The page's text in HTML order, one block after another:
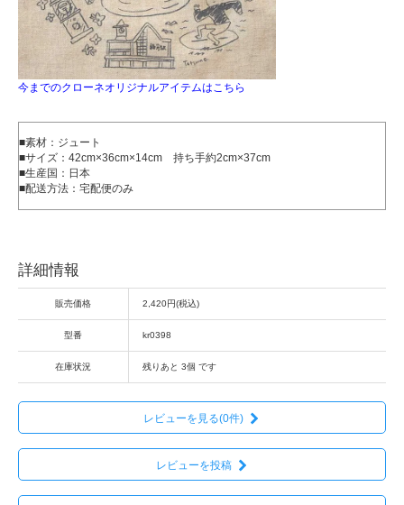
今までのクローネオリジナルアイテムはこちら
■素材：ジュート
■サイズ：42cm×36cm×14cm 持ち手約2cm×37cm
■生産国：日本
■配送方法：宅配便のみ
詳細情報
販売価格 2,420円(税込)
型番 kr0398
在庫状況 残りあと 3個 です
レビューを見る(0件)
レビューを投稿